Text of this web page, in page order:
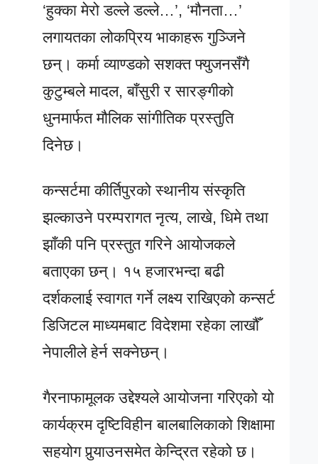
‘हुक्का मेरो डल्ले डल्ले…’, ‘मौनता…’
लगायतका लोकप्रिय भाकाहरू गुञ्जिने
छन्। कर्मा व्याण्डको सशक्त फ्युजनसँगै
कुटुम्बले मादल, बाँसुरी र सारङ्गीको
धुनमार्फत मौलिक सांगीतिक प्रस्तुति
दिनेछ।
कन्सर्टमा कीर्तिपुरको स्थानीय संस्कृति
झल्काउने परम्परागत नृत्य, लाखे, धिमे तथा
झाँकी पनि प्रस्तुत गरिने आयोजकले
बताएका छन्। १५ हजारभन्दा बढी
दर्शकलाई स्वागत गर्ने लक्ष्य राखिएको कन्सर्ट
डिजिटल माध्यमबाट विदेशमा रहेका लाखौँ
नेपालीले हेर्न सक्नेछन्।
गैरनाफामूलक उद्देश्यले आयोजना गरिएको यो
कार्यक्रम दृष्टिविहीन बालबालिकाको शिक्षामा
सहयोग पुर्‍याउनसमेत केन्द्रित रहेको छ।